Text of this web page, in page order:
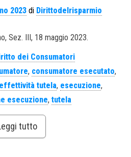
2023di Dirittodelrisparmio
Sez. III, 18 maggio 2023.
dei Consumatori
, consumatore esecutato,
effettività tutela, esecuzione,
esecuzione, tutela
tutto